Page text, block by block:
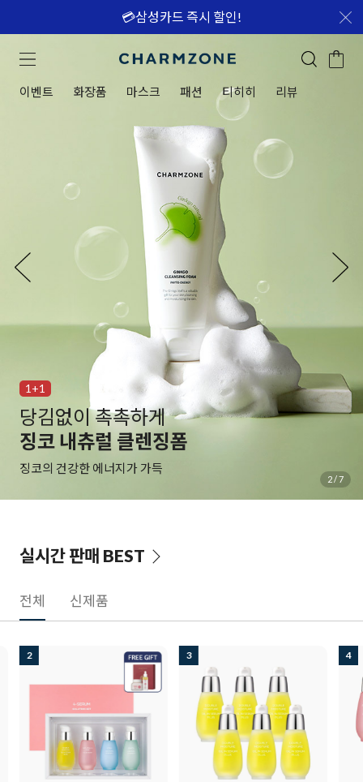
💳삼성카드 즉시 할인!
이벤트 화장품 마스크 패션 티히히 리뷰
1+1
백탁 NO! 자극 NO!
알바트로스 레포츠 선
물과 땀에 자유로운 선크림
3/7
실시간 판매 BEST
전체 신제품
3 4 5